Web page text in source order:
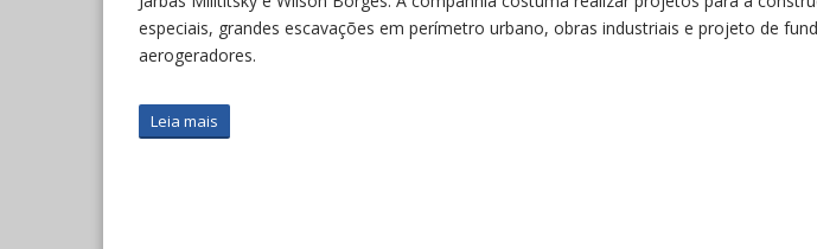
especiais, grandes escavações em perímetro urbano, obras industriais e projeto de
aerogeradores.
Leia mais